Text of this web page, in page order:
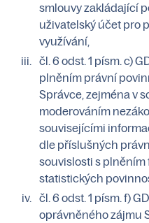
smlouvy zakládající
uživatelský účet pro
využívání,
čl. 6 odst. 1 písm. c)
plněním právní
Správce, zejména v
moderováním
souvisejícími
dle příslušných
souvislosti s
statistických
čl. 6 odst. 1 písm. f)
oprávněného zájmu